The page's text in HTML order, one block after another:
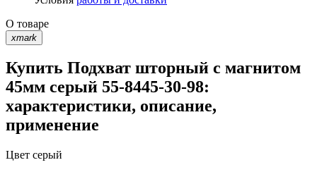
О товаре
xmark
Купить Подхват шторный с магнитом
45мм серый 55-8445-30-98:
характеристики, описание,
применение
Цвет серый